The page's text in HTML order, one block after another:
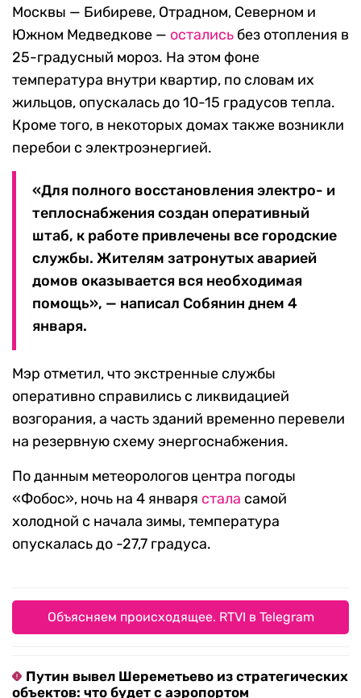
Москвы — Бибиреве, Отрадном, Северном и
Южном Медведкове — остались без отопления в
25-градусный мороз. На этом фоне
температура внутри квартир, по словам их
жильцов, опускалась до 10-15 градусов тепла.
Кроме того, в некоторых домах также возникли
перебои с электроэнергией.
«Для полного восстановления электро- и
теплоснабжения создан оперативный
штаб, к работе привлечены все городские
службы. Жителям затронутых аварией
домов оказывается вся необходимая
помощь», — написал Собянин днем 4
января.
Мэр отметил, что экстренные службы
оперативно справились с ликвидацией
возгорания, а часть зданий временно перевели
на резервную схему энергоснабжения.
По данным метеорологов центра погоды
«Фобос», ночь на 4 января стала самой
холодной с начала зимы, температура
опускалась до -27,7 градуса.
Объясняем происходящее. RTVI в Telegram
Путин вывел Шереметьево из стратегических
объектов: что будет с аэропортом